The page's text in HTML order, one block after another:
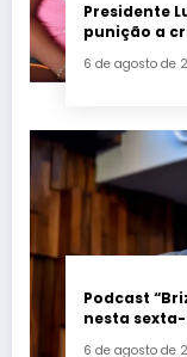
Presidente
punição a
6 de agosto de
Podcast
nesta
6 de agosto de